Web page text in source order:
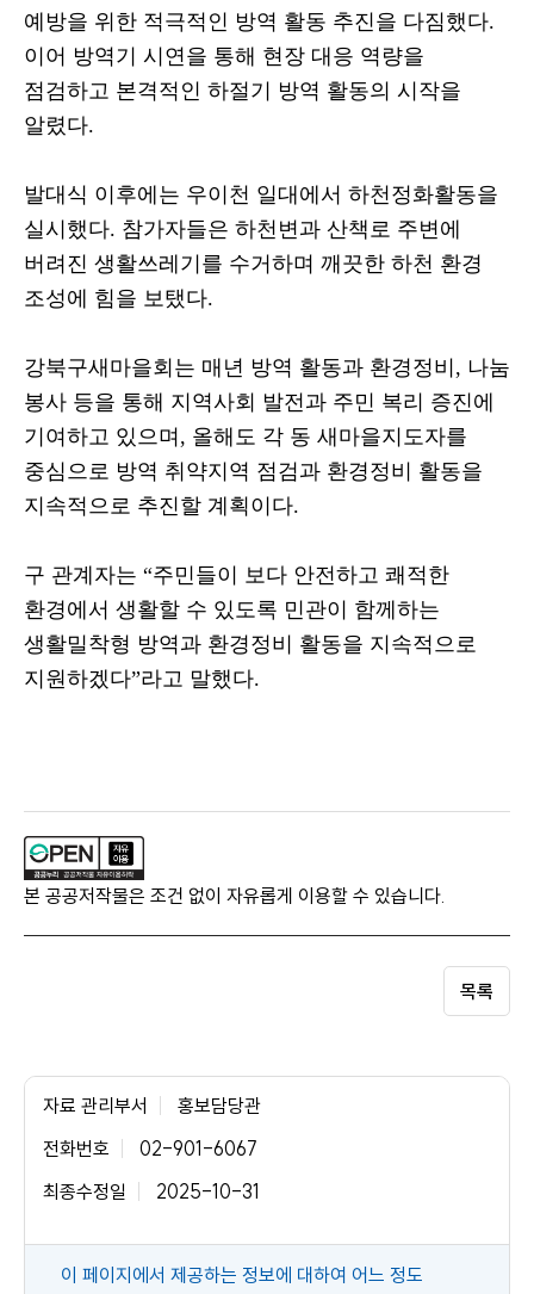
예방을 위한 적극적인 방역 활동 추진을 다짐했다.
이어 방역기 시연을 통해 현장 대응 역량을
점검하고 본격적인 하절기 방역 활동의 시작을
알렸다.
발대식 이후에는 우이천 일대에서 하천정화활동을
실시했다. 참가자들은 하천변과 산책로 주변에
버려진 생활쓰레기를 수거하며 깨끗한 하천 환경
조성에 힘을 보탰다.
강북구새마을회는 매년 방역 활동과 환경정비 , 나눔
봉사 등을 통해 지역사회 발전과 주민 복리 증진에
기여하고 있으며 , 올해도 각 동 새마을지도자를
중심으로 방역 취약지역 점검과 환경정비 활동을
지속적으로 추진할 계획이다.
구 관계자는 “주민들이 보다 안전하고 쾌적한
환경에서 생활할 수 있도록 민관이 함께하는
생활밀착형 방역과 환경정비 활동을 지속적으로
지원하겠다”라고 말했다.
본 공공저작물은 조건 없이 자유롭게 이용할 수 있습니다.
목록
자료 관리부서
홍보담당관
전화번호
02-901-6067
최종수정일
2025-10-31
콘
이 페이지에서 제공하는 정보에 대하여 어느 정도